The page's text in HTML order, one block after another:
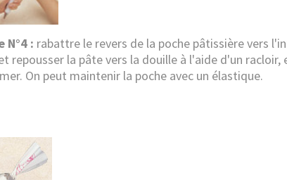
N°4 : rabattre le revers de la poche pâtissière vers
repousser la pâte vers la douille à l'aide d'un racloir,
On peut maintenir la poche avec un élastique.